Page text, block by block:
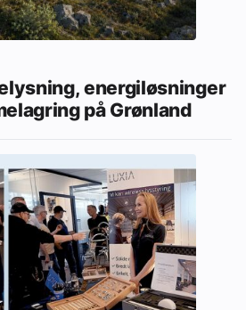
energiløsninger
på Grønland